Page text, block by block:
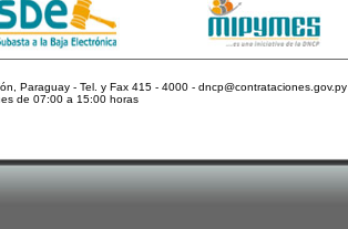
Paraguay - Tel. y Fax 415 - 4000 - dncp@contrataciones.gov.py
de 07:00 a 15:00 horas